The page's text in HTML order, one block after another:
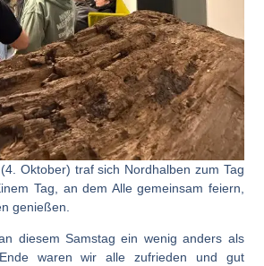
Oktober) traf sich Nordhalben zum Tag
Tag, an dem Alle gemeinsam feiern,
genießen.
diesem Samstag ein wenig anders als
waren wir alle zufrieden und gut